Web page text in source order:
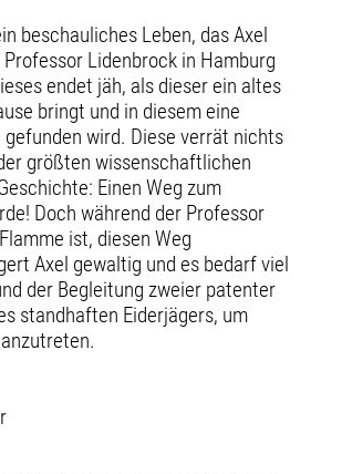
beschauliches Leben, das Axel
Lidenbrock in Hamburg
endet jäh, als dieser ein altes
bringt und in diesem eine
wird. Diese verrät nichts
größten wissenschaftlichen
Einen Weg zum
Doch während der Professor
ist, diesen Weg
Axel gewaltig und es bedarf viel
der Begleitung zweier patenter
standhaften Eiderjägers, um